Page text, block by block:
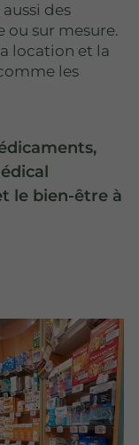
des
ou sur mesure.
location et la
les
le bien-être à